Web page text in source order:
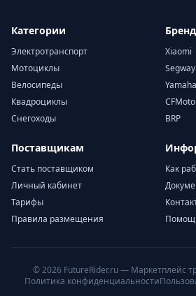
Категории
Электротранспорт
Мотоциклы
Велосипеды
Квадроциклы
Снегоходы
Xiaomi
Segway
Yamaha
CFMoto
BRP
Поставщикам
Стать поставщиком
Личный кабинет
Тарифы
Правила размещения
Как
© 2026 FutureRider.ru — Маркетплейс
Политика конфиденциальности